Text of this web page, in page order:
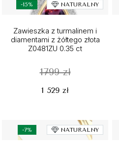
-15% NATURALNY
Zawieszka z turmalinem i
diamentami z żółtego złota
Z0481ZU 0.35 ct
1799 zł
1 529 zł
-7% NATURALNY